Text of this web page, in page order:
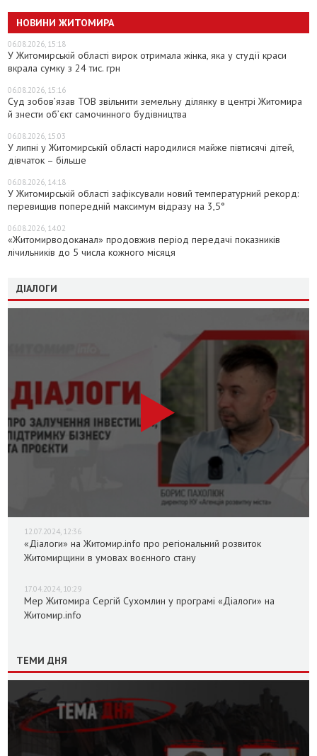
НОВИНИ ЖИТОМИРА
06.08.2026, 15:18
У Житомирській області вирок отримала жінка, яка у студії краси
вкрала сумку з 24 тис. грн
06.08.2026, 15:16
Суд зобов’язав ТОВ звільнити земельну ділянку в центрі Житомира
й знести об’єкт самочинного будівництва
06.08.2026, 15:03
У липні у Житомирській області народилися майже півтисячі дітей,
дівчаток – більше
06.08.2026, 14:18
У Житомирській області зафіксували новий температурний рекорд:
перевищив попередній максимум відразу на 3,5°
06.08.2026, 14:02
«Житомирводоканал» продовжив період передачі показників
лічильників до 5 числа кожного місяця
ДІАЛОГИ
12.07.2024, 12:36
«Діалоги» на Житомир.info про регіональний розвиток
Житомирщини в умовах воєнного стану
17.04.2024, 10:29
Мер Житомира Сергій Сухомлин у програмі «Діалоги» на
Житомир.info
ТЕМИ ДНЯ